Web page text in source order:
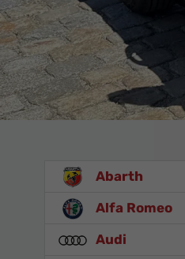
Abarth
Alfa Romeo
Audi